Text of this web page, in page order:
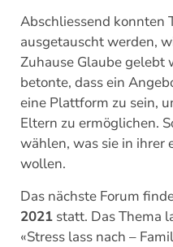
Abschliessend konnten
ausgetauscht werden,
Zuhause Glaube gelebt
betonte, dass ein
eine Plattform zu sein,
Eltern zu ermöglichen.
wählen, was sie in ihrer
wollen.
Das nächste Forum
2021 statt. Das Thema
«Stress lass nach –